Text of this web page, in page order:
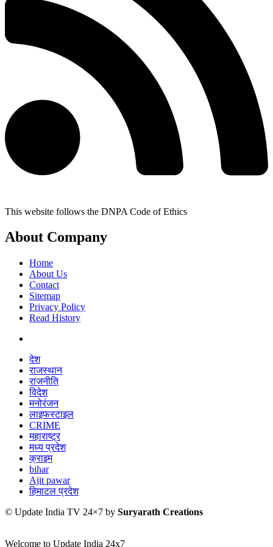
This website follows the DNPA Code of Ethics
About Company
Home
About Us
Contact
Sitemap
Privacy Policy
Read History
देश
राजस्थान
राजनीति
विदेश
मनोरंजन
लाइफस्टाइल
CRIME
महाराष्ट्र
मध्य प्रदेश
क्राइम
bihar
Ajit pawar
हिमाटल प्रदेश
© Update India TV 24×7 by Suryarath Creations
Welcome to Update India 24x7